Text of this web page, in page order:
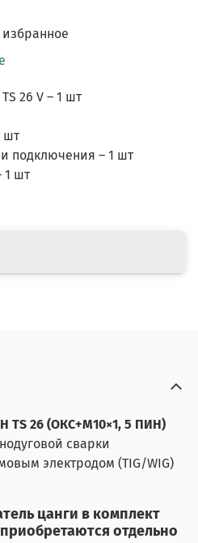
избранное
26 V – 1 шт
шт
подключения – 1 шт
1 шт
TS 26 (ОКС+М10×1, 5 ПИН)
сварки
электродом (TIG/WIG)
цанги в комплект
отдельно